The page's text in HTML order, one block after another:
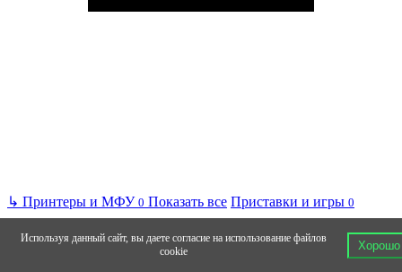
↳ Принтеры и МФУ 0 Показать все Приставки и игры 0
Используя данный сайт, вы даете согласие на использование файлов
cookie
Хорошо